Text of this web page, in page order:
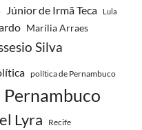
Júnior de Irmã Teca Lula
Marília Arraes
Silva
política de Pernambuco
Pernambuco
Lyra
Recife